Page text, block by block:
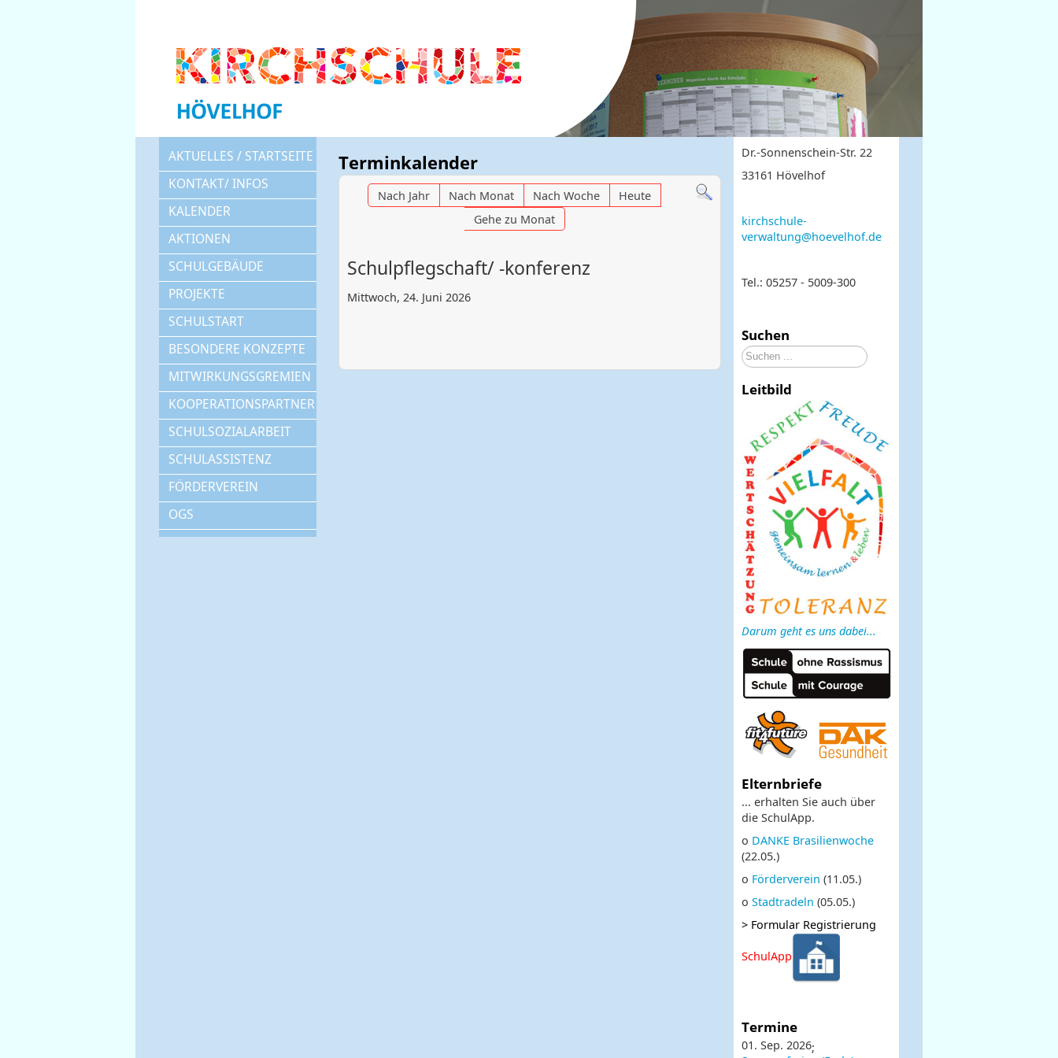
AKTUELLES / STARTSEITE
KONTAKT/ INFOS
KALENDER
AKTIONEN
SCHULGEBÄUDE
PROJEKTE
SCHULSTART
BESONDERE KONZEPTE
MITWIRKUNGSGREMIEN
KOOPERATIONSPARTNER
SCHULSOZIALARBEIT
SCHULASSISTENZ
FÖRDERVEREIN
OGS
Terminkalender
Nach Jahr Nach Monat Nach Woche
Heute
Gehe zu Monat
Schulpflegschaft/ -konferenz
Mittwoch, 24. Juni 2026
Dr.-Sonnenschein-Str. 22
33161 Hövelhof
kirchschule-
verwaltung@hoevelhof.de
Tel.: 05257 - 5009-300
Suchen
Suchen
...
Leitbild
Darum geht es uns dabei...
Elternbriefe
... erhalten Sie auch über
die SchulApp.
o DANKE Brasilienwoche
(22.05.)
o Förderverein (11.05.)
o Stadtradeln (05.05.)
> Formular Registrierung
SchulApp
Termine
01. Sep. 2026;